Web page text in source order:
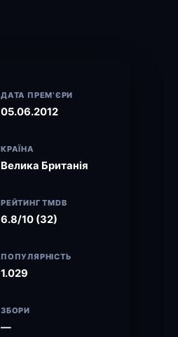
ДАТА ПРЕМ’ЄРИ
05.06.2012
КРАЇНА
Велика Британія
РЕЙТИНГ TMDB
6.8/10 (32)
ПОПУЛЯРНІСТЬ
1.029
ЗБОРИ
—